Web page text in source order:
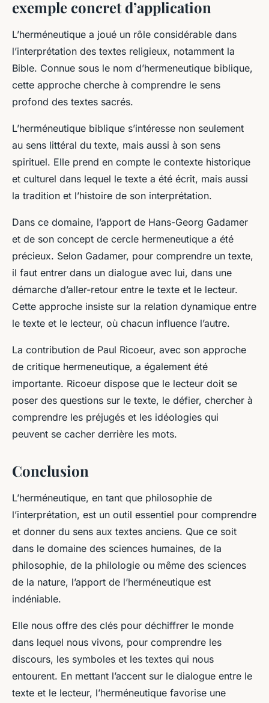
exemple concret d’application
L’herméneutique a joué un rôle considérable dans
l’interprétation des textes religieux, notamment la
Bible. Connue sous le nom d’hermeneutique biblique,
cette approche cherche à comprendre le sens
profond des textes sacrés.
L’herméneutique biblique s’intéresse non seulement
au sens littéral du texte, mais aussi à son sens
spirituel. Elle prend en compte le contexte historique
et culturel dans lequel le texte a été écrit, mais aussi
la tradition et l’histoire de son interprétation.
Dans ce domaine, l’apport de Hans-Georg Gadamer
et de son concept de cercle hermeneutique a été
précieux. Selon Gadamer, pour comprendre un texte,
il faut entrer dans un dialogue avec lui, dans une
démarche d’aller-retour entre le texte et le lecteur.
Cette approche insiste sur la relation dynamique entre
le texte et le lecteur, où chacun influence l’autre.
La contribution de Paul Ricoeur, avec son approche
de critique hermeneutique, a également été
importante. Ricoeur dispose que le lecteur doit se
poser des questions sur le texte, le défier, chercher à
comprendre les préjugés et les idéologies qui
peuvent se cacher derrière les mots.
Conclusion
L’herméneutique, en tant que philosophie de
l’interprétation, est un outil essentiel pour comprendre
et donner du sens aux textes anciens. Que ce soit
dans le domaine des sciences humaines, de la
philosophie, de la philologie ou même des sciences
de la nature, l’apport de l’herméneutique est
indéniable.
Elle nous offre des clés pour déchiffrer le monde
dans lequel nous vivons, pour comprendre les
discours, les symboles et les textes qui nous
entourent. En mettant l’accent sur le dialogue entre le
texte et le lecteur, l’herméneutique favorise une